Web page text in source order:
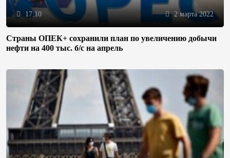
17:10 2 марта 2022
Страны ОПЕК+ сохранили план по увеличению добычи
нефти на 400 тыс. б/с на апрель